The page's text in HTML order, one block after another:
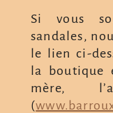
Si vous
sandales,
le lien ci-
la boutique
mère,
(